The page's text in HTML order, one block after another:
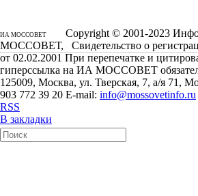
ИА МОССОВЕТ
Copyright © 2001-2023
МОССОВЕТ, Свидетельство о
от 02.02.2001 При перепечатке и
гиперссылка на ИА МОССОВЕТ
125009, Москва, ул. Тверская, 7, а/я 71,
903 772 39 20 E-mail: info@mossovetinfo.ru
RSS
В закладки